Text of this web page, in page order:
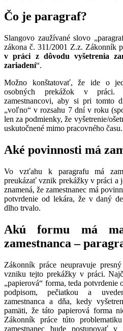
Čo je paragraf?
Slangovo zaužívané slovo
zákona č. 311/2001 Z.z. Zákonník
v práci z dôvodu vyšetrenia
zariadení“.
Možno konštatovať, že ide o
osobných prekážok v práci.
zamestnancovi, aby si pri tomto
„voľno“ v rozsahu 7 dní v roku
len za podmienky, že vyšetrenie/
uskutočnené mimo pracovného času.
Aké povinnosti má
Vo vzťahu k paragrafu má
preukázať vznik prekážky v práci a
znamená, že zamestnanec má
potvrdenie od lekára, že v daný
dlho trvalo.
Akú formu má
zamestnanca –
Zákonník práce neupravuje
vzniku tejto prekážky v práci.
„papierová“ forma, teda potvrdenie
podpisom, pečiatkou a
zamestnanca a dňa, kedy
pamäti, že táto papierová forma
Zákonník práce túto
zamestnanec bude postupovať